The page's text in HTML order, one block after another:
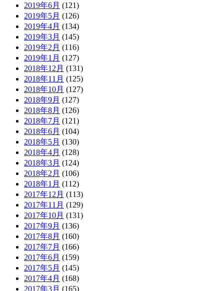
2019年6月 (121)
2019年5月 (126)
2019年4月 (134)
2019年3月 (145)
2019年2月 (116)
2019年1月 (127)
2018年12月 (131)
2018年11月 (125)
2018年10月 (127)
2018年9月 (127)
2018年8月 (126)
2018年7月 (121)
2018年6月 (104)
2018年5月 (130)
2018年4月 (128)
2018年3月 (124)
2018年2月 (106)
2018年1月 (112)
2017年12月 (113)
2017年11月 (129)
2017年10月 (131)
2017年9月 (136)
2017年8月 (160)
2017年7月 (166)
2017年6月 (159)
2017年5月 (145)
2017年4月 (168)
2017年3月 (165)